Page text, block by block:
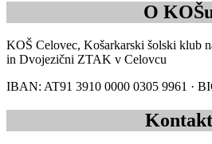
O
KOŠ Celovec, Košarkarski šolski klub
in Dvojezični ZTAK v Celovcu
IBAN: AT91 3910 0000 0305 9961 ·
Kontakt